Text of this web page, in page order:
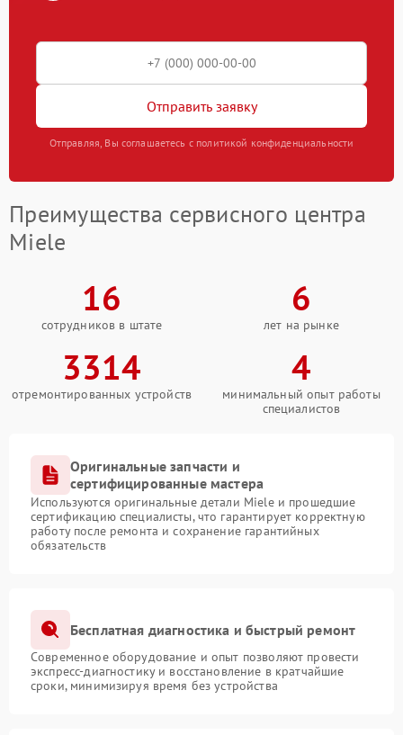
Отправить заявку
Отправляя, Вы соглашаетесь с политикой конфиденциальности
Преимущества сервисного центра
Miele
16
сотрудников в штате
6
лет на рынке
3314
отремонтированных устройств
4
минимальный опыт работы
специалистов
Оригинальные запчасти и
сертифицированные мастера
Используются оригинальные детали Miele и прошедшие
сертификацию специалисты, что гарантирует корректную
работу после ремонта и сохранение гарантийных
обязательств
Бесплатная диагностика и быстрый ремонт
Современное оборудование и опыт позволяют провести
экспресс-диагностику и восстановление в кратчайшие
сроки, минимизируя время без устройства